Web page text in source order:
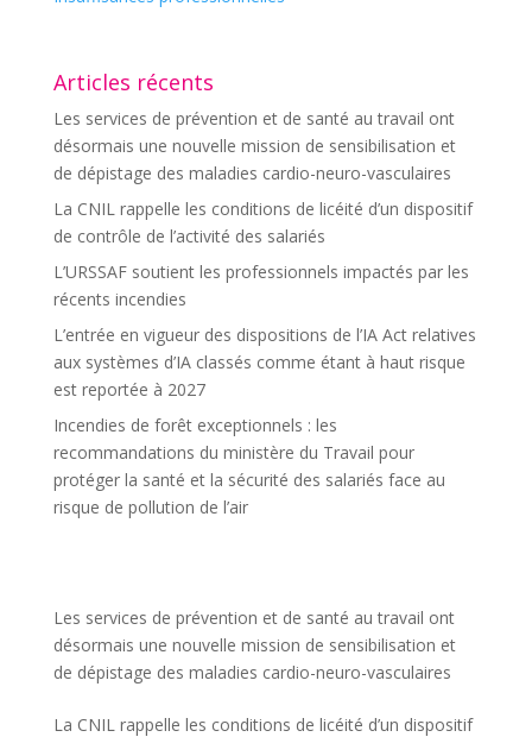
Articles récents
Les services de prévention et de santé au travail ont
désormais une nouvelle mission de sensibilisation et
de dépistage des maladies cardio-neuro-vasculaires
La CNIL rappelle les conditions de licéité d’un dispositif
de contrôle de l’activité des salariés
L’URSSAF soutient les professionnels impactés par les
récents incendies
L’entrée en vigueur des dispositions de l’IA Act relatives
aux systèmes d’IA classés comme étant à haut risque
est reportée à 2027
Incendies de forêt exceptionnels : les
recommandations du ministère du Travail pour
protéger la santé et la sécurité des salariés face au
risque de pollution de l’air
Les services de prévention et de santé au travail ont
désormais une nouvelle mission de sensibilisation et
de dépistage des maladies cardio-neuro-vasculaires
La CNIL rappelle les conditions de licéité d’un dispositif